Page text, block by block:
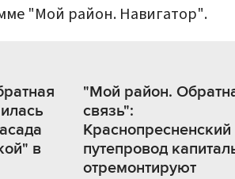
"Мой район. Навигатор".
в
"Мой район.
связь":
Краснопресненский
путепровод
отремонтируют